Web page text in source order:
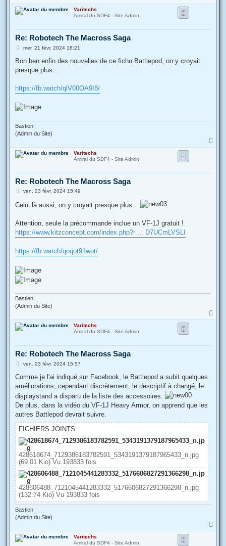
a
Varitechs
Amiral du SDF4 - Site Admin
Re: Robotech The Macross Saga
M
s
a
mer. 21 févr. 2024 18:21
Bon ben enfin des nouvelles de ce fichu Battlepod, on y croyait
presque plus...
https://fb.watch/qlV00OA9I8/
Bastien
(Admin du Site)
a
Varitechs
Amiral du SDF4 - Site Admin
Re: Robotech The Macross Saga
M
s
s
g
e
ven. 23 févr. 2024 15:49
Celui là aussi, on y croyait presque plus...
Attention, seule la précommande inclue un VF-1J gratuit !
https://www.kitzconcept.com/index.php?r ... D7UCmLVSLI
https://fb.watch/qoqot91wot/
Bastien
(Admin du Site)
a
Varitechs
Amiral du SDF4 - Site Admin
Re: Robotech The Macross Saga
M
s
a
e
ven. 23 févr. 2024 15:57
Comme je l'ai indiqué sur Facebook, le Battlepod a subit quelques
améliorations, cependant discrètement, le descriptif à changé, le
displaystand a disparu de la liste des accessoires.
De plus, dans la vidéo du VF-1J Heavy Armor, on apprend que les
autres Battlepod devrait suivre.
FICHIERS JOINTS
428618674_7129386183782591_5343191379187965433_n.jpg
(69.01 Kio) Vu 193833 fois
428606488_7121045441283332_5176606827291366298_n.jpg
(132.74 Kio) Vu 193833 fois
Bastien
(Admin du Site)
a
Varitechs
Amiral du SDF4 - Site Admin